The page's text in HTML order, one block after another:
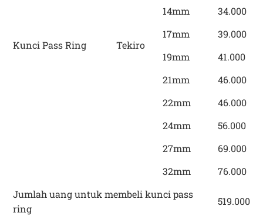
Kunci Pass Ring Tekiro
14mm
34.000
17mm
39.000
19mm
41.000
21mm
46.000
22mm
46.000
24mm
56.000
27mm
69.000
32mm
76.000
Jumlah uang untuk membeli kunci pass
ring
519.000